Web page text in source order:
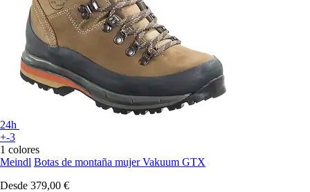
24h
+-3
1 colores
Meindl Botas de montaña mujer Vakuum GTX
Desde 379,00 €